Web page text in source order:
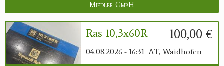
Miedler GmbH
100,00 €
Ras 10,3x60R
04.08.2026 - 16:31 AT, Waidhofen